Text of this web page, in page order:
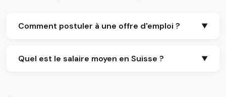
Comment postuler à une offre d'emploi ? ▼
de l'employeur ou utilisez notre formulaire de
Quel est le salaire moyen en Suisse ? ▼